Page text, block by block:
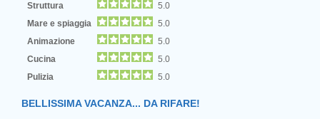
Struttura
5.0
Mare e spiaggia
5.0
Animazione
5.0
Cucina
5.0
Pulizia
5.0
BELLISSIMA VACANZA... DA RIFARE!